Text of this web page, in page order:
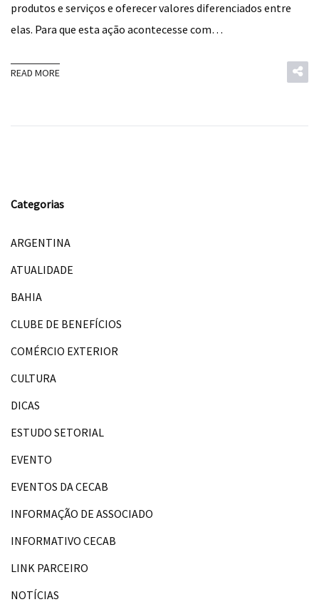
produtos e serviços e oferecer valores diferenciados entre
elas. Para que esta ação acontecesse com…
READ MORE
Categorias
ARGENTINA
ATUALIDADE
BAHIA
CLUBE DE BENEFÍCIOS
COMÉRCIO EXTERIOR
CULTURA
DICAS
ESTUDO SETORIAL
EVENTO
EVENTOS DA CECAB
INFORMAÇÃO DE ASSOCIADO
INFORMATIVO CECAB
LINK PARCEIRO
NOTÍCIAS